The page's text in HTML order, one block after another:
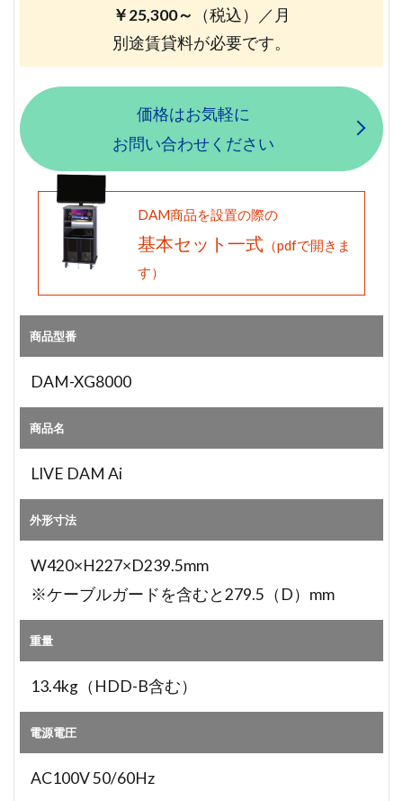
￥25,300～
（税込）／月
別途賃貸料が必要です。
価格はお気軽に
お問い合わせください
DAM商品を設置の際の
基本セット一式 （pdfで開きま
す）
商品型番
DAM-XG8000
商品名
LIVE DAM Ai
外形寸法
W420×H227×D239.5mm
※ケーブルガードを含むと279.5（D）mm
重量
13.4kg（HDD-B含む）
電源電圧
AC100V 50/60Hz